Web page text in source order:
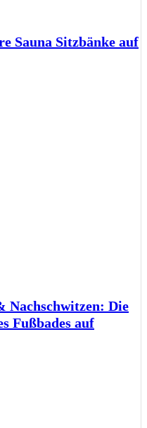
Sauna Sitzbänke auf
Nachschwitzen: Die
Fußbades auf